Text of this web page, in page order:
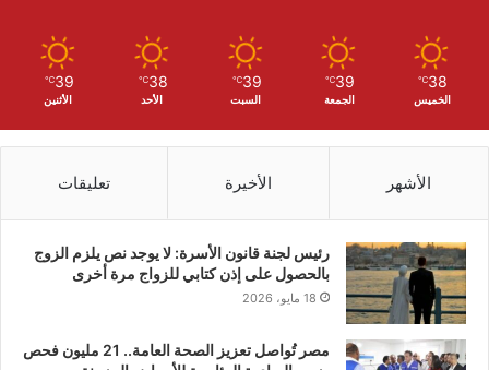
38
℃
الخميس
39
℃
الجمعة
39
℃
السبت
38
℃
الأحد
39
℃
الأثنين
الأشهر الأخيرة تعليقات
رئيس لجنة قانون الأسرة: لا يوجد نص يلزم الزوج
بالحصول على إذن كتابي للزواج مرة أخرى
18 مايو، 2026
مصر تُواصل تعزيز الصحة العامة.. 21 مليون فحص